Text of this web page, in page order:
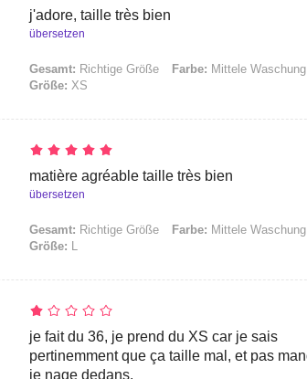
j'adore, taille très bien
übersetzen
Gesamt: Richtige Größe Farbe: Mittele Waschung
Größe: XS
matière agréable taille très bien
übersetzen
Gesamt: Richtige Größe Farbe: Mittele Waschung
Größe: L
je fait du 36, je prend du XS car je sais
pertinemment que ça taille mal, et pas
je nage dedans.